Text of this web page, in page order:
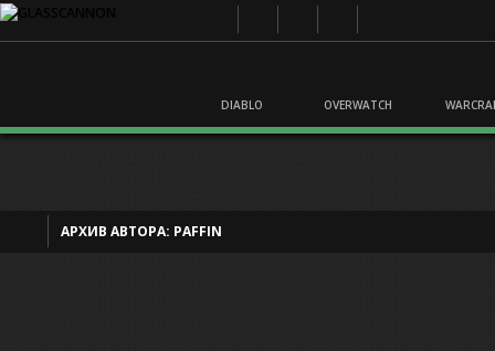
DIABLO OVERWATCH
АРХИВ АВТОРА: PAFFIN